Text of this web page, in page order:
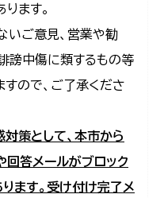
ます。
いご意見、営業や勧
謗中傷に類するもの等
ので、ご了承くださ
策として、本市から
回答メールがブロック
ます。受け付け完了メ